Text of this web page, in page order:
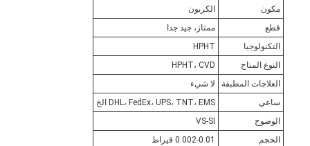
مكون
الكربون
قطع
ممتاز، جيد جدا
التكنولوجيا
HPHT
النوع المتاح
HPHT، CVD
العلاجات المطبقة
لا شيء
ساعي
DHL، FedEx، UPS، TNT، EMS الخ
الوضوح
VS-SI
الحجم
0.002-0.01 قيراط